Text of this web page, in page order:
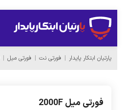
پارتیان ابتکار پایدار فورتی نت فورتی میل
فورتی میل 2000F